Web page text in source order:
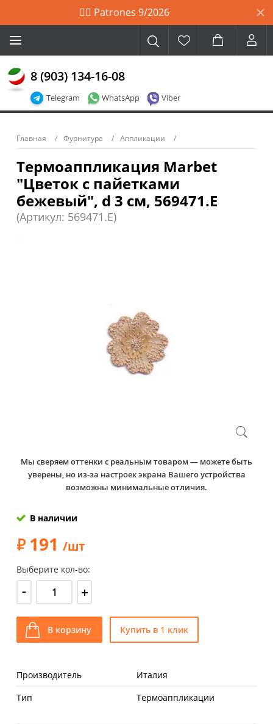
🙋‍♀️ Patrones 9/2026
Telegram WhatsApp Viber
8 (903) 134-16-08
Главная Фурнитура Аппликации
Термоаппликация Marbet
"Цветок с пайетками
бежевый", d 3 см, 569471.E
(Артикул: 569471.E)
Мы сверяем оттенки с реальным товаром — можете быть
уверены, но из-за настроек экрана Вашего устройства
возможны минимальные отличия.
В наличии
191 /шт
Выберите кол-во:
- +
В корзину Купить в 1 клик
Производитель
Италия
Тип
Термоаппликации